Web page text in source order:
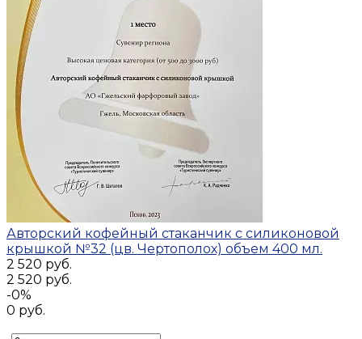
Авторский кофейный стаканчик с силиконовой
крышкой №32 (цв. Чертополох) объем 400 мл.
2 520 руб.
2 520 руб.
-0%
0 руб.